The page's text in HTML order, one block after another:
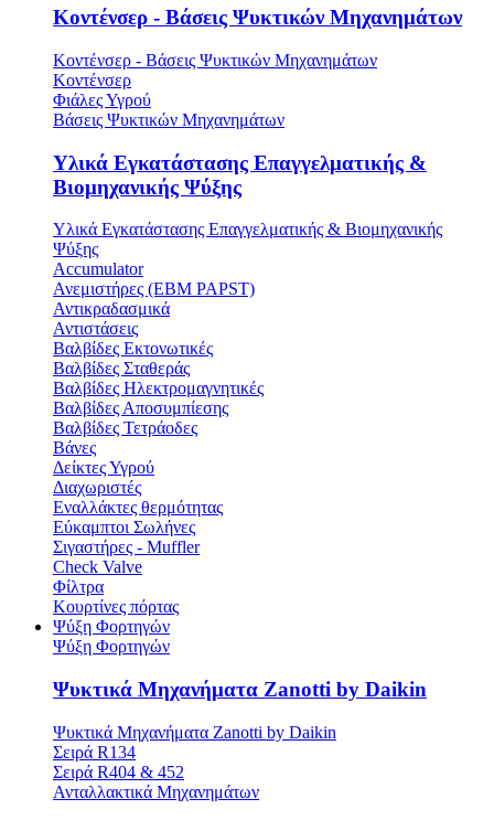
Κοντένσερ - Βάσεις Ψυκτικών Μηχανημάτων
Κοντένσερ - Βάσεις Ψυκτικών Μηχανημάτων
Κοντένσερ
Φιάλες Υγρού
Βάσεις Ψυκτικών Μηχανημάτων
Υλικά Εγκατάστασης Επαγγελματικής &
Βιομηχανικής Ψύξης
Υλικά Εγκατάστασης Επαγγελματικής & Βιομηχανικής
Ψύξης
Accumulator
Ανεμιστήρες (ΕΒΜ PAPST)
Αντικραδασμικά
Αντιστάσεις
Βαλβίδες Εκτονωτικές
Βαλβίδες Σταθεράς
Βαλβίδες Ηλεκτρομαγνητικές
Βαλβίδες Αποσυμπίεσης
Βαλβίδες Τετράοδες
Βάνες
Δείκτες Υγρού
Διαχωριστές
Εναλλάκτες θερμότητας
Εύκαμπτοι Σωλήνες
Σιγαστήρες - Muffler
Check Valve
Φίλτρα
Κουρτίνες πόρτας
Ψύξη Φορτηγών
Ψύξη Φορτηγών
Ψυκτικά Μηχανήματα Zanotti by Daikin
Ψυκτικά Μηχανήματα Zanotti by Daikin
Σειρά R134
Σειρά R404 & 452
Ανταλλακτικά Μηχανημάτων